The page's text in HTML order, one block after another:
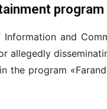
program
and
allegedly
the program